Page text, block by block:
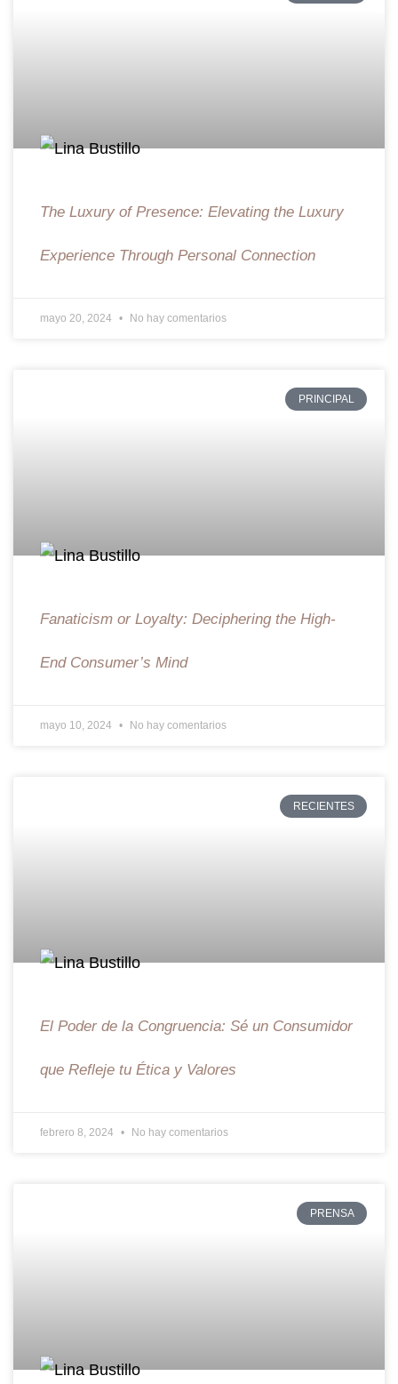
The Luxury of Presence: Elevating the Luxury
Experience Through Personal Connection
mayo 20, 2024 No hay comentarios
PRINCIPAL
Fanaticism or Loyalty: Deciphering the High-
End Consumer’s Mind
mayo 10, 2024 No hay comentarios
RECIENTES
El Poder de la Congruencia: Sé un Consumidor
que Refleje tu Ética y Valores
febrero 8, 2024 No hay comentarios
PRENSA